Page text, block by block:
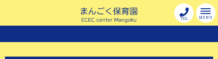
MENU
TEL